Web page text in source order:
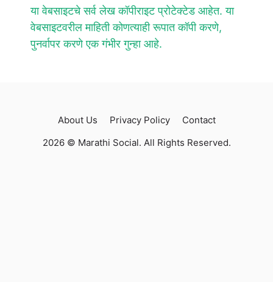
या वेबसाइटचे सर्व लेख कॉपीराइट प्रोटेक्टेड आहेत. या
वेबसाइटवरील माहिती कोणत्याही रूपात कॉपी करणे,
पुनर्वापर करणे एक गंभीर गुन्हा आहे.
About Us Privacy Policy
Contact
2026 © Marathi Social. All Rights Reserved.